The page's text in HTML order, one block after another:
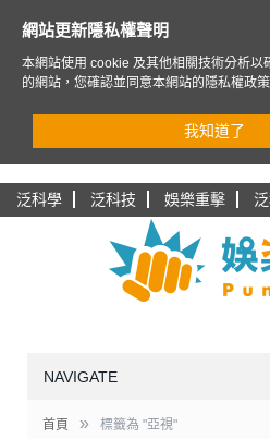
泛科學 泛科技 娛樂重擊
NAVIGATE
首頁 » 標籤為 "亞視"
網站更新隱私權聲明
本網站使用 cookie 及其他相關技術分析以
的網站，您確認並同意本網站的隱私權政策
我知道了